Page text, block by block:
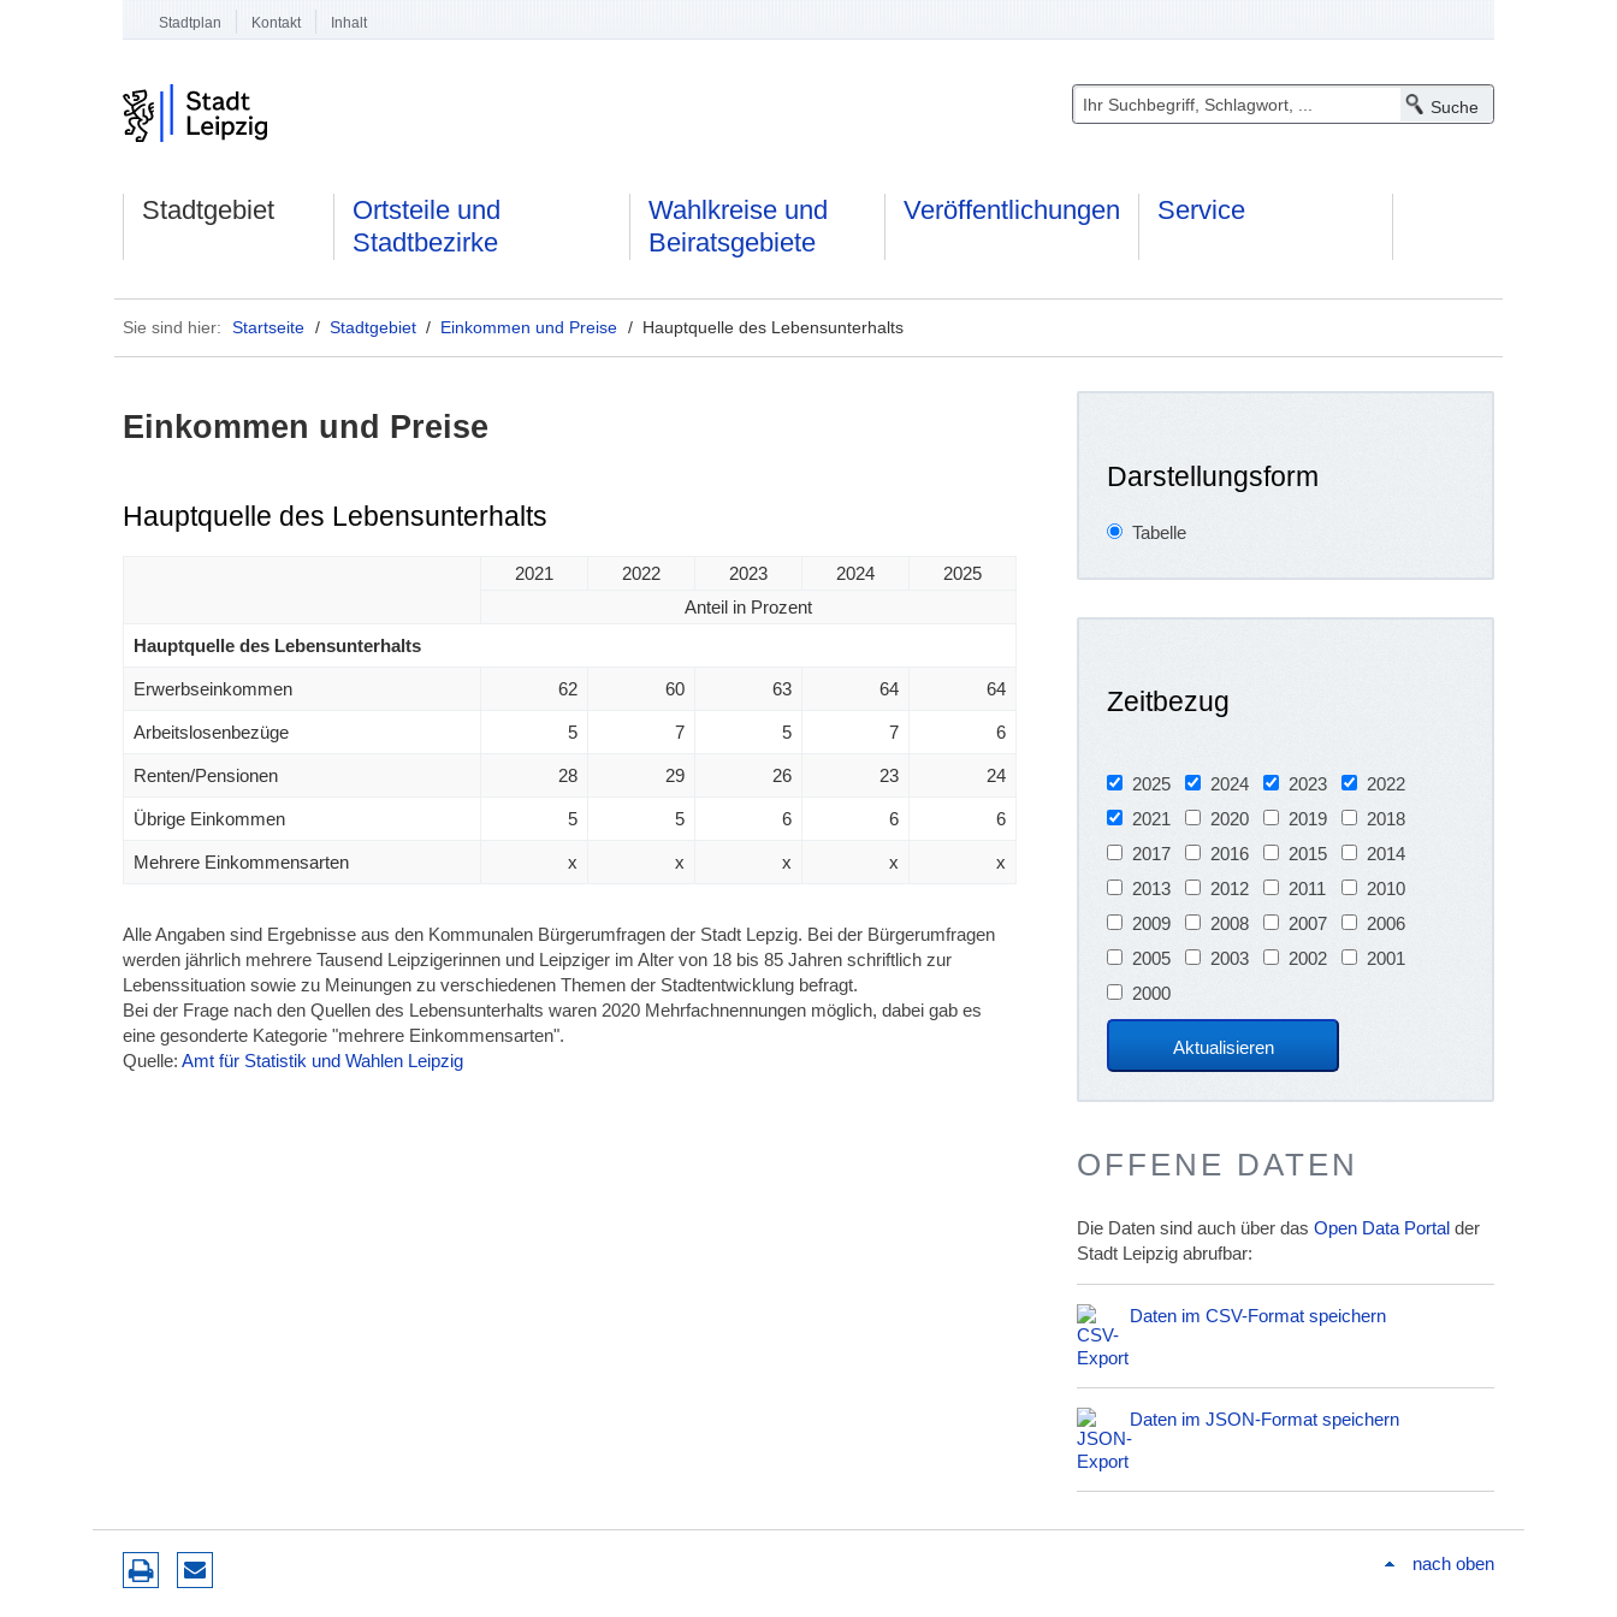
Stadtplan Kontakt Inhalt
Stadtgebiet
Ortsteile und
Stadtbezirke
Wahlkreise und
Beiratsgebiete
Veröffentlichungen Service
Sie sind hier: Startseite / Stadtgebiet / Einkommen und Preise / Hauptquelle des Lebensunterhalts
Einkommen und Preise
Hauptquelle des Lebensunterhalts
2021 2022 2023 2024
2025
Anteil in Prozent
Hauptquelle des Lebensunterhalts
Erwerbseinkommen 62 60 63 64 64
Arbeitslosenbezüge 5 7 5 7 6
Renten/Pensionen 28 29 26 23 24
Übrige Einkommen 5 5 6 6 6
Mehrere Einkommensarten x x x x x
Alle Angaben sind Ergebnisse aus den Kommunalen Bürgerumfragen der Stadt Lepzig. Bei der Bürgerumfragen
werden jährlich mehrere Tausend Leipzigerinnen und Leipziger im Alter von 18 bis 85 Jahren schriftlich zur
Lebenssituation sowie zu Meinungen zu verschiedenen Themen der Stadtentwicklung befragt.
Bei der Frage nach den Quellen des Lebensunterhalts waren 2020 Mehrfachnennungen möglich, dabei gab es
eine gesonderte Kategorie "mehrere Einkommensarten".
Quelle: Amt für Statistik und Wahlen Leipzig
Darstellungsform
Tabelle
Zeitbezug
2025 2024 2023
2022
2021
2020 2019
2018
2017
2016 2015
2014
2013
2012 2011
2010
2009
2008 2007
2006
2005
2003 2002
2001
2000
OFFENE DATEN
Die Daten sind auch über dasOpen Data Portal der
Stadt Leipzig abrufbar:
Daten im CSV-Format speichern
Daten im JSON-Format speichern
nach oben